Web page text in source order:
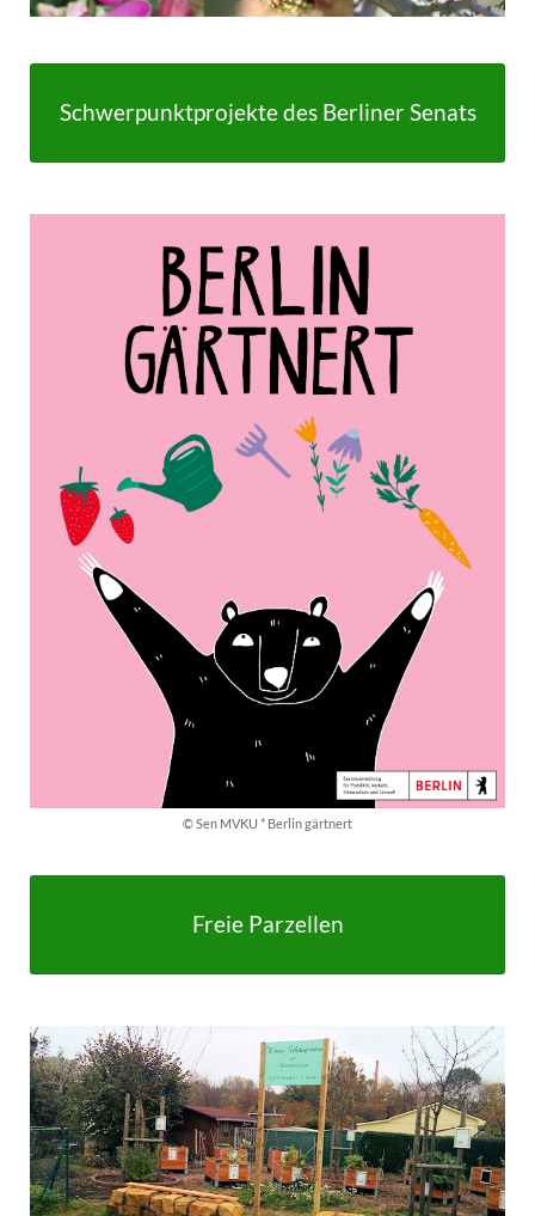
Schwerpunktprojekte des Berliner Senats
© Sen MVKU * Berlin gärtnert
Freie Parzellen